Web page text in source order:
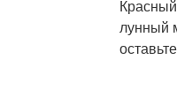
лунный